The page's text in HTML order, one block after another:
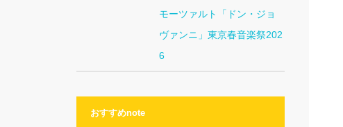
モーツァルト「ドン・ジョ
ヴァンニ」東京春音楽祭202
6
おすすめnote